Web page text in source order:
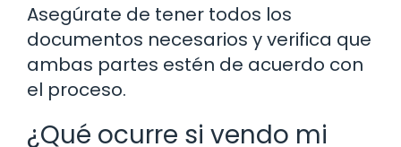
Asegúrate de tener todos los
documentos necesarios y verifica que
ambas partes estén de acuerdo con
el proceso.
¿Qué ocurre si vendo mi